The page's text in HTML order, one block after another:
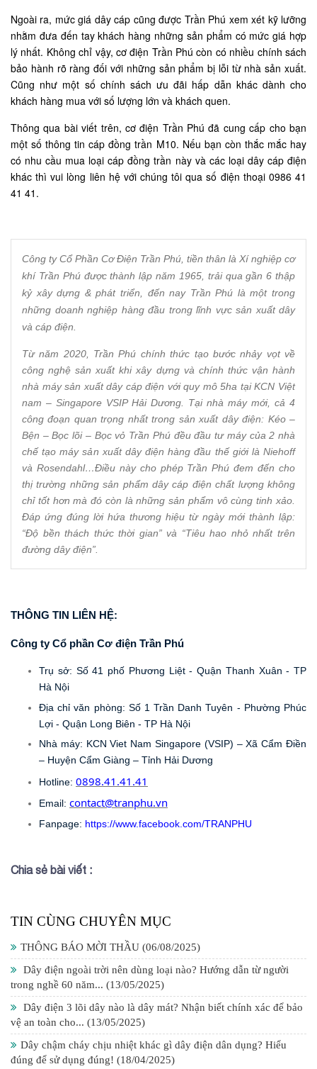
Ngoài ra, mức giá dây cáp cũng được Trần Phú xem xét kỹ lưỡng
nhằm đưa đến tay khách hàng những sản phẩm có mức giá hợp
lý nhất. Không chỉ vậy, cơ điện Trần Phú còn có nhiều chính sách
bảo hành rõ ràng đối với những sản phẩm bị lỗi từ nhà sản xuất.
Cũng như một số chính sách ưu đãi hấp dẫn khác dành cho
khách hàng mua với số lượng lớn và khách quen.
Thông qua bài viết trên, cơ điện Trần Phú đã cung cấp cho bạn
một số thông tin cáp đồng trần M10. Nếu bạn còn thắc mắc hay
có nhu cầu mua loại cáp đồng trần này và các loại dây cáp điện
khác thì vui lòng liên hệ với chúng tôi qua số điện thoại 0986 41
41 41.
Công ty Cổ Phần Cơ Điện Trần Phú, tiền thân là Xí nghiệp cơ
khí Trần Phú được thành lập năm 1965, trải qua gần 6 thập
kỷ xây dựng & phát triển, đến nay Trần Phú là một trong
những doanh nghiệp hàng đầu trong lĩnh vực sản xuất dây
và cáp điện.
Từ năm 2020, Trần Phú chính thức tạo bước nhảy vọt về
công nghệ sản xuất khi xây dựng và chính thức vận hành
nhà máy sản xuất dây cáp điện với quy mô 5ha tại KCN Việt
nam – Singapore VSIP Hải Dương. Tại nhà máy mới, cả 4
công đoạn quan trọng nhất trong sản xuất dây điện: Kéo –
Bện – Bọc lõi – Bọc vỏ Trần Phú đều đầu tư máy của 2 nhà
chế tạo máy sản xuất dây điện hàng đầu thế giới là Niehoff
và Rosendahl…Điều này cho phép Trần Phú đem đến cho
thị trường những sản phẩm dây cáp điện chất lượng không
chỉ tốt hơn mà đó còn là những sản phẩm vô cùng tinh xảo.
Đáp ứng đúng lời hứa thương hiệu từ ngày mới thành lập:
“Độ bền thách thức thời gian” và “Tiêu hao nhỏ nhất trên
đường dây điện”.
THÔNG TIN LIÊN HỆ:
Công ty Cổ phần Cơ điện Trần Phú
Trụ sở: Số 41 phố Phương Liệt - Quận Thanh Xuân - TP
Hà Nội
Địa chỉ văn phòng: Số 1 Trần Danh Tuyên - Phường Phúc
Lợi - Quận Long Biên - TP Hà Nội
Nhà máy: KCN Viet Nam Singapore (VSIP) – Xã Cẩm Điền
– Huyện Cẩm Giàng – Tỉnh Hải Dương
Hotline: 0898.41.41.41
Email: contact@tranphu.vn
Fanpage: https://www.facebook.com/TRANPHU
Chia sẻ bài viết :
TIN CÙNG CHUYÊN MỤC
THÔNG BÁO MỜI THẦU (06/08/2025)
Dây điện ngoài trời nên dùng loại nào? Hướng dẫn từ người
trong nghề 60 năm... (13/05/2025)
Dây điện 3 lõi dây nào là dây mát? Nhận biết chính xác để bảo
vệ an toàn cho... (13/05/2025)
Dây chậm cháy chịu nhiệt khác gì dây điện dân dụng? Hiểu
đúng để sử dụng đúng! (18/04/2025)